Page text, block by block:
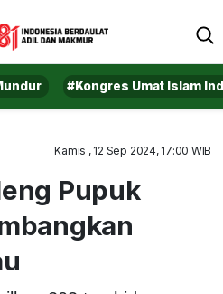
#Kongres Umat Islam
Kamis , 12 Sep 2024, 17:00 WIB
Pupuk